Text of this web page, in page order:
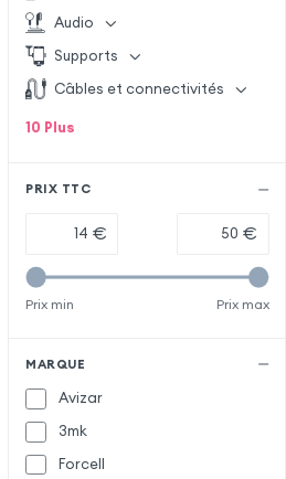
Audio
Supports
Câbles et connectivités
10 Plus
PRIX TTC
€ €
Prix min Prix max
MARQUE
Avizar
3mk
Forcell